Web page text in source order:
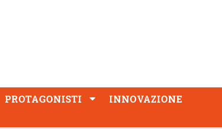
PROTAGONISTI
INNOVAZIONE